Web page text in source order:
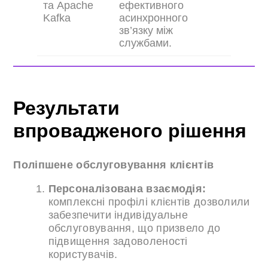
та Apache
Kafka
ефективного
асинхронного
зв’язку між
службами.
Результати
впровадженого рішення
Поліпшене обслуговування клієнтів
Персоналізована взаємодія:
комплексні профілі клієнтів дозволили
забезпечити індивідуальне
обслуговування, що призвело до
підвищення задоволеності
користувачів.